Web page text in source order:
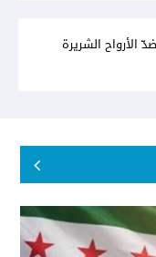
الأرواح الشريرة